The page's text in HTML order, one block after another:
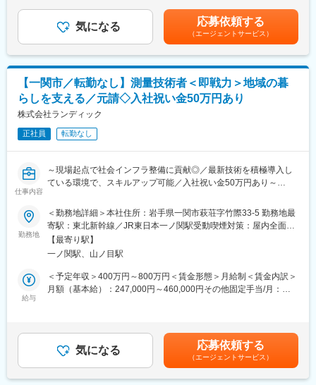
た。
■具体的には：
◇施工範囲の基本設計図のチェック
◇施工範囲の状況にあわせて施工管理計画作成
◇資材の発注・協力会社への依頼
◇各管理書類の作成
◇既存プラントの補修提案のための現地調査
◇提案資料・見積作成
【施工期間】
短期の場合は2日～3日程（月に２～3回）で、長いと4～5ヶ月
（年に0～1回程度）かかる場合もあります。エリアは県外もござ
※施工期間に帰宅いただくことも可能です。（１～3週間目安）
■入社後の教育研修体制：
◎共同乾燥調製施設、法人ライスセンター、精米工場などの業界
に関する知識は入社時点では不要です。
固定手当：資格手当（1級建築施工管理技士15,000円／月、2級建
築施工管理技士8,000円／月）賃金はあくまでも目安の金額であ
り、選考を通じて上下する可能性があります。月給(月額)は固定手
当を含めた表記です。
気になる 応募依頼する
（エージェントサービス）
【一関市／転勤なし】測量技術者＜即戦力＞地域の暮
らしを支える／元請◇入社祝い金50万円あり
株式会社ランディック
正社員 転勤なし
仕事内容
～現場起点で社会インフラ整備に貢献◎／最新技術を積極導入し
ている環境で、スキルアップ可能／入社祝い金50万円あり～
■ポジションの魅力：
◎入社祝い金50万円あり
◎3Dレーザースキャナー・UAV測量・BIM/CIM、生成AI活用等の
最新技術を推進中
◎年間休日125日・月平均残業15時間。暮らしと仕事の両立を実
◎技術士・RCCM保有者が多数在籍と、切磋琢磨できる技術者集
団
■業務内容：
公共事業における測量業務全般をお任せします。
勤務地
＜勤務地詳細＞本社住所：岩手県一関市萩荘字竹際33-5 勤務地最
寄駅：東北新幹線／JR東日本一ノ関駅受動喫煙対策：屋内全面禁
煙変更の範囲：会社の定める事業所
【最寄り駅】
一ノ関駅、山ノ目駅
給与
＜予定年収＞400万円～800万円＜賃金形態＞月給制＜賃金内訳＞
月額（基本給）：247,000円～460,000円その他固定手当/月：
その他固定手当：・住宅手当8,000円～20,000円・資格手当5,000
円～20,000円賃金はあくまでも目安の金額であり、選考を通じて
上下する可能性があります。月給(月額)は固定手当を含めた表記で
す。
気になる 応募依頼する
（エージェントサービス）